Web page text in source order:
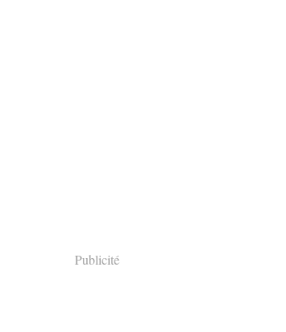
Publicité